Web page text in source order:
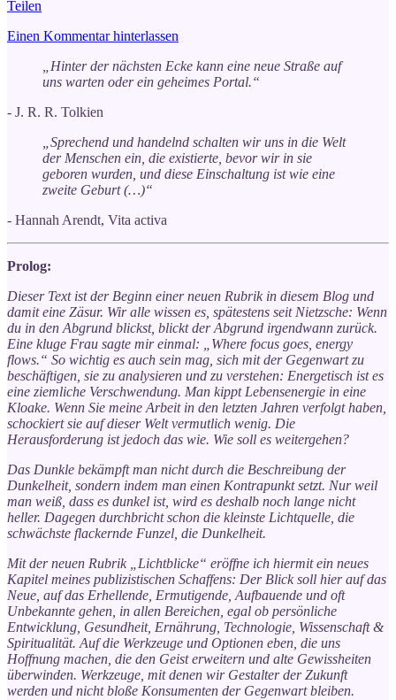
Teilen
Einen Kommentar hinterlassen
„Hinter der nächsten Ecke kann eine neue Straße auf
uns warten oder ein geheimes Portal.“
- J. R. R. Tolkien
„Sprechend und handelnd schalten wir uns in die Welt
der Menschen ein, die existierte, bevor wir in sie
geboren wurden, und diese Einschaltung ist wie eine
zweite Geburt (…)“
- Hannah Arendt, Vita activa
Prolog:
Dieser Text ist der Beginn einer neuen Rubrik in diesem Blog und
damit eine Zäsur. Wir alle wissen es, spätestens seit Nietzsche: Wenn
du in den Abgrund blickst, blickt der Abgrund irgendwann zurück.
Eine kluge Frau sagte mir einmal: „Where focus goes, energy
flows.“ So wichtig es auch sein mag, sich mit der Gegenwart zu
beschäftigen, sie zu analysieren und zu verstehen: Energetisch ist es
eine ziemliche Verschwendung. Man kippt Lebensenergie in eine
Kloake. Wenn Sie meine Arbeit in den letzten Jahren verfolgt haben,
schockiert sie auf dieser Welt vermutlich wenig. Die
Herausforderung ist jedoch das wie. Wie soll es weitergehen?
Das Dunkle bekämpft man nicht durch die Beschreibung der
Dunkelheit, sondern indem man einen Kontrapunkt setzt. Nur weil
man weiß, dass es dunkel ist, wird es deshalb noch lange nicht
heller. Dagegen durchbricht schon die kleinste Lichtquelle, die
schwächste flackernde Funzel, die Dunkelheit.
Mit der neuen Rubrik „Lichtblicke“ eröffne ich hiermit ein neues
Kapitel meines publizistischen Schaffens: Der Blick soll hier auf das
Neue, auf das Erhellende, Ermutigende, Aufbauende und oft
Unbekannte gehen, in allen Bereichen, egal ob persönliche
Entwicklung, Gesundheit, Ernährung, Technologie, Wissenschaft &
Spiritualität. Auf die Werkzeuge und Optionen eben, die uns
Hoffnung machen, die den Geist erweitern und alte Gewissheiten
überwinden. Werkzeuge, mit denen wir Gestalter der Zukunft
werden und nicht bloße Konsumenten der Gegenwart bleiben.